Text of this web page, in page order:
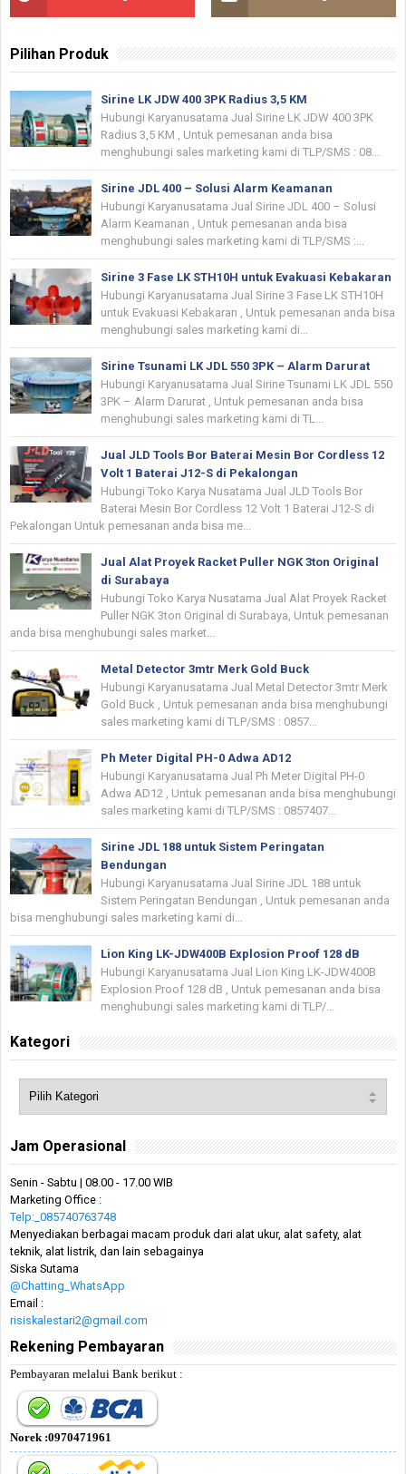
Pilihan Produk
Sirine LK JDW 400 3PK Radius 3,5 KM
Hubungi Karyanusatama Jual Sirine LK JDW 400 3PK
Radius 3,5 KM , Untuk pemesanan anda bisa
menghubungi sales marketing kami di TLP/SMS : 08...
Sirine JDL 400 – Solusi Alarm Keamanan
Hubungi Karyanusatama Jual Sirine JDL 400 – Solusi
Alarm Keamanan , Untuk pemesanan anda bisa
menghubungi sales marketing kami di TLP/SMS :...
Sirine 3 Fase LK STH10H untuk Evakuasi Kebakaran
Hubungi Karyanusatama Jual Sirine 3 Fase LK STH10H
untuk Evakuasi Kebakaran , Untuk pemesanan anda bisa
menghubungi sales marketing kami di...
Sirine Tsunami LK JDL 550 3PK – Alarm Darurat
Hubungi Karyanusatama Jual Sirine Tsunami LK JDL 550
3PK – Alarm Darurat , Untuk pemesanan anda bisa
menghubungi sales marketing kami di TL...
Jual JLD Tools Bor Baterai Mesin Bor Cordless 12
Volt 1 Baterai J12-S di Pekalongan
Hubungi Toko Karya Nusatama Jual JLD Tools Bor
Baterai Mesin Bor Cordless 12 Volt 1 Baterai J12-S di
Pekalongan Untuk pemesanan anda bisa me...
Jual Alat Proyek Racket Puller NGK 3ton Original
di Surabaya
Hubungi Toko Karya Nusatama Jual Alat Proyek Racket
Puller NGK 3ton Original di Surabaya, Untuk pemesanan
anda bisa menghubungi sales market...
Metal Detector 3mtr Merk Gold Buck
Hubungi Karyanusatama Jual Metal Detector 3mtr Merk
Gold Buck , Untuk pemesanan anda bisa menghubungi
sales marketing kami di TLP/SMS : 0857...
Ph Meter Digital PH-0 Adwa AD12
Hubungi Karyanusatama Jual Ph Meter Digital PH-0
Adwa AD12 , Untuk pemesanan anda bisa menghubungi
sales marketing kami di TLP/SMS : 0857407...
Sirine JDL 188 untuk Sistem Peringatan
Bendungan
Hubungi Karyanusatama Jual Sirine JDL 188 untuk
Sistem Peringatan Bendungan , Untuk pemesanan anda
bisa menghubungi sales marketing kami di...
Lion King LK-JDW400B Explosion Proof 128 dB
Hubungi Karyanusatama Jual Lion King LK-JDW400B
Explosion Proof 128 dB , Untuk pemesanan anda bisa
menghubungi sales marketing kami di TLP/...
Kategori
Jam Operasional
Senin - Sabtu | 08.00 - 17.00 WIB
Marketing Office :
Telp:_085740763748
Menyediakan berbagai macam produk dari alat ukur, alat safety, alat
teknik, alat listrik, dan lain sebagainya
Siska Sutama
@Chatting_WhatsApp
Email :
risiskalestari2@gmail.com
Rekening Pembayaran
Pembayaran melalui Bank berikut :
Norek :0970471961